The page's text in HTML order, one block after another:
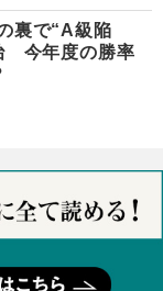
裏で“A級陥
今年度の勝率